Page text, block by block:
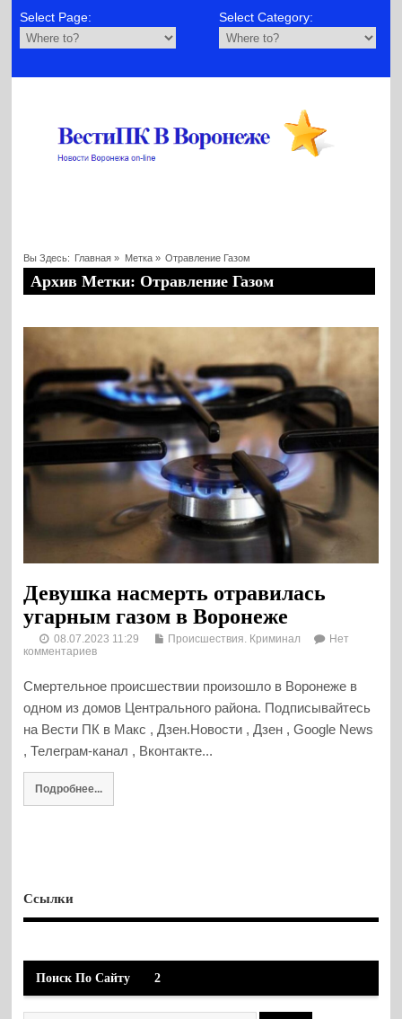
Select Page: Select Category:
Вы Здесь: Главная » Метка » Отравление Газом
Архив Метки: Отравление Газом
Девушка насмерть отравилась
угарным газом в Воронеже
08.07.2023 11:29 Происшествия. Криминал
Нет
комментариев
Смертельное происшествии произошло в Воронеже в
одном из домов Центрального района. Подписывайтесь
на Вести ПК в Макс , Дзен.Новости , Дзен , Google News
, Телеграм-канал , Вконтакте...
Подробнее...
Ссылки
Поиск По Сайту 2